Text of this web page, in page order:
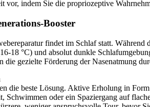
vor, indem Sie die propriozeptive
Booster
findet im Schlaf statt.
18 °C) und absolut dunkle
gezielte Förderung der Nasenatmung
die beste Lösung. Aktive Erholung in
Schwimmen oder ein Spaziergang auf